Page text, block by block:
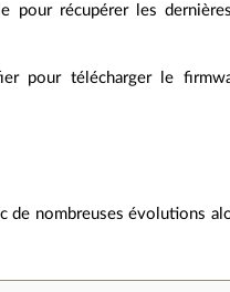
pour récupérer les
pour télécharger le
nombreuses évolutions